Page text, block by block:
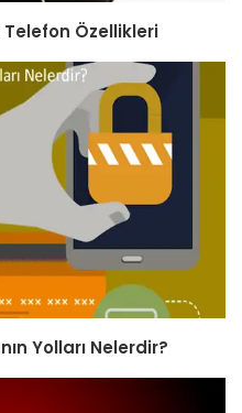
Telefon Özellikleri
Yolları Nelerdir?